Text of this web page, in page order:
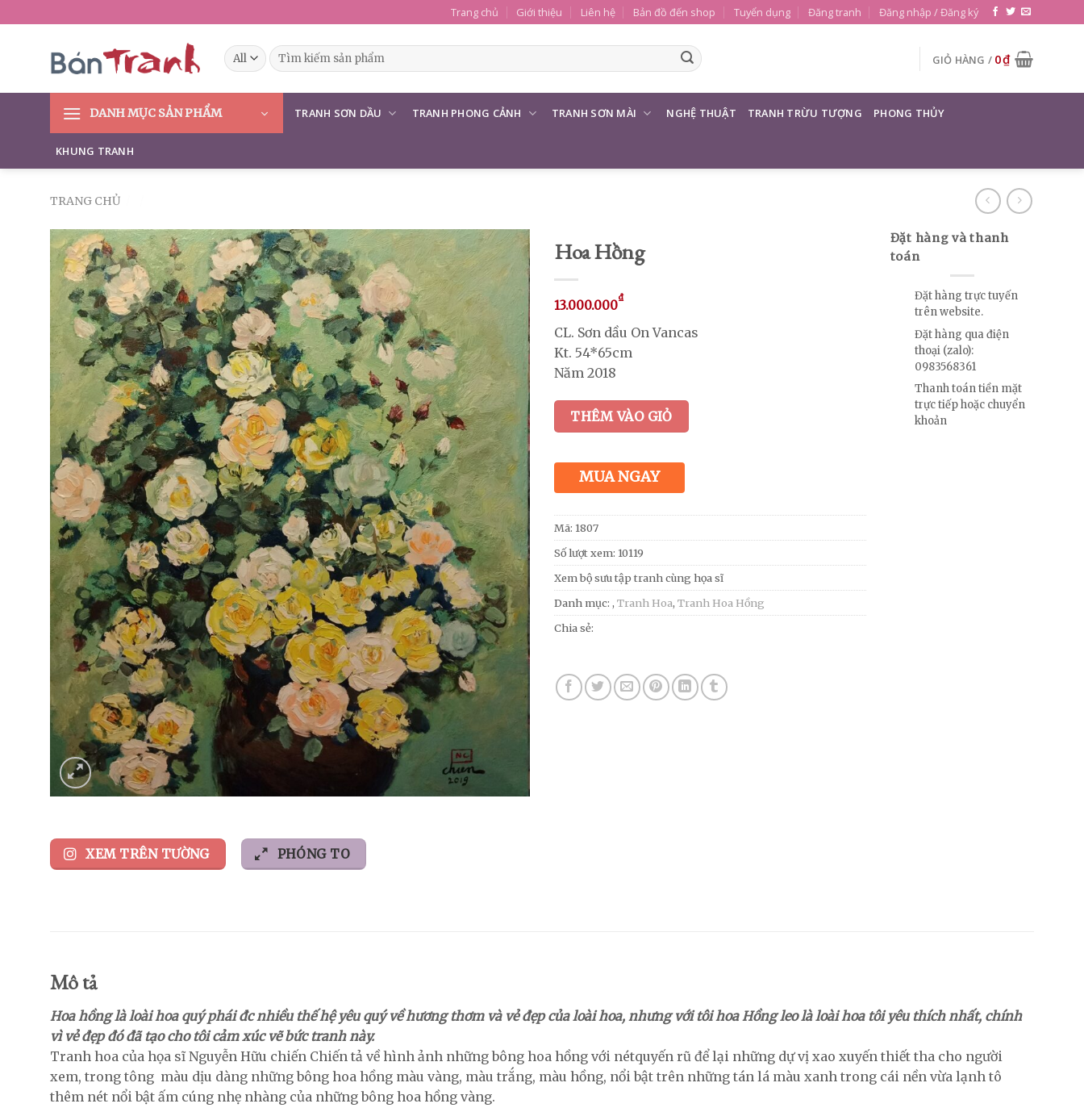
to
Trang chủ Giới thiệu Liên hệ Bản đồ đến shop Tuyển dụng Đăng tranh Đăng nhập / Đăng ký
Tìm
kiếm:
GIỎ HÀNG / 0₫
DANH MỤC SẢN PHẨM TRANH SƠN DẦU TRANH PHONG CẢNH TRANH SƠN MÀI NGHỆ THUẬT TRANH TRỪU TƯỢNG PHONG THỦY
KHUNG TRANH
TRANG CHỦ
XEM TRÊN TƯỜNG PHÓNG TO
Hoa Hồng
13.000.000₫
CL. Sơn dầu On Vancas
Kt. 54*65cm
Năm 2018
THÊM VÀO GIỎ
MUA NGAY
Mã: 1807
Số lượt xem: 10119
Xem bộ sưu tập tranh cùng họa sĩ
Danh mục: , Tranh Hoa, Tranh Hoa Hồng
Chia sẻ:
Đặt hàng và thanh
toán
Đặt hàng trực tuyến
trên website.
Đặt hàng qua điện
thoại (zalo):
0983568361
Thanh toán tiền mặt
trực tiếp hoặc chuyển
khoản
Mô tả
Hoa hồng là loài hoa quý phái đc nhiều thế hệ yêu quý về hương thơm và vẻ đẹp của loài hoa, nhưng với tôi hoa Hồng leo là loài hoa tôi yêu thích nhất, chính
vì vẻ đẹp đó đã tạo cho tôi cảm xúc vẽ bức tranh này.
Tranh hoa của họa sĩ Nguyễn Hữu chiến Chiến tả về hình ảnh những bông hoa hồng với nétquyến rũ để lại những dự vị xao xuyến thiết tha cho người
xem, trong tông màu dịu dàng những bông hoa hồng màu vàng, màu trắng, màu hồng, nổi bật trên những tán lá màu xanh trong cái nền vừa lạnh tô
thêm nét nổi bật ấm cúng nhẹ nhàng của những bông hoa hồng vàng.